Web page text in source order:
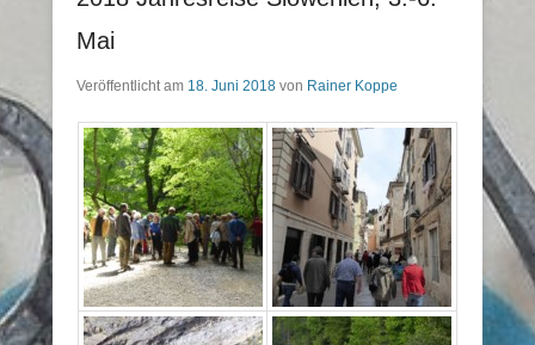
Mai
Veröffentlicht am 18. Juni 2018 von Rainer Koppe